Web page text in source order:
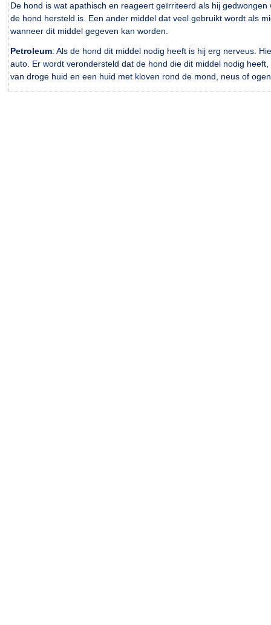
De hond is wat apathisch en reageert geïrriteerd als hij
de hond hersteld is. Een ander middel dat veel gebruikt wordt als
wanneer dit middel gegeven kan worden.
Petroleum: Als de hond dit middel nodig heeft is hij erg nerveus.
auto. Er wordt verondersteld dat de hond die dit middel nodig
van droge huid en een huid met kloven rond de mond, neus of